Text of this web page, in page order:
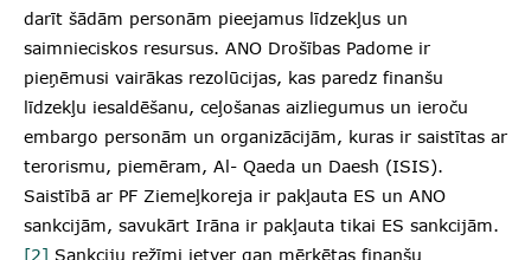
darīt šādām personām pieejamus līdzekļus un
saimnieciskos resursus. ANO Drošības Padome ir
pieņēmusi vairākas rezolūcijas, kas paredz finanšu
līdzekļu iesaldēšanu, ceļošanas aizliegumus un ieroču
embargo personām un organizācijām, kuras ir saistītas ar
terorismu, piemēram, Al- Qaeda un Daesh (ISIS).
Saistībā ar PF Ziemeļkoreja ir pakļauta ES un ANO
sankcijām, savukārt Irāna ir pakļauta tikai ES sankcijām.
[2] Sankciju režīmi ietver gan mērķētas finanšu